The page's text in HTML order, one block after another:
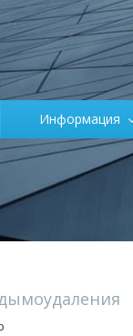
Информация